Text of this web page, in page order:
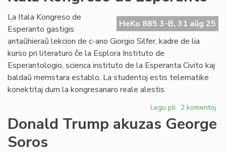
HeKo 885 3-B, 31 aŭg 25
La Itala Kongreso de
Esperanto gastigis
antaŭhieraŭ lekcion de c-ano Giorgio Silfer, kadre de lia
kurso pri literaturo ĉe la Esplora Instituto de
Esperantologio, scienca instituto de la Esperanta Civito kaj
baldaŭ memstara establo. La studentoj estis telematike
konektitaj dum la kongresanaro reale alestis.
Legu pli pri
Lekcio
de
2 komentoj
Donald Trump akuzas George
Soros